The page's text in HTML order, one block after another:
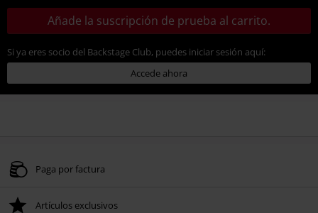
Añade la suscripción de prueba al carrito.
Si ya eres socio del Backstage Club, puedes iniciar sesión aquí:
Accede ahora
Paga por factura
Artículos exclusivos